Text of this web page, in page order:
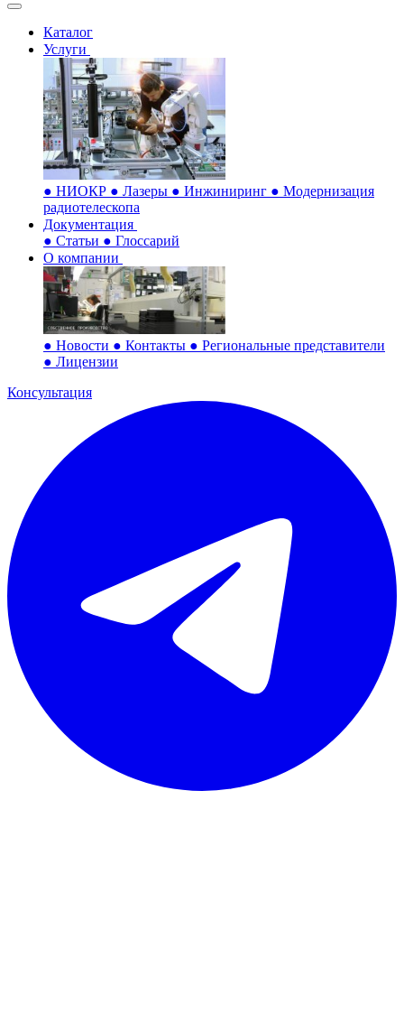
Каталог
Услуги
● НИОКР ● Лазеры ● Инжиниринг ● Модернизация
радиотелескопа
Документация
● Статьи ● Глоссарий
О компании
● Новости ● Контакты ● Региональные представители
● Лицензии
Консультация